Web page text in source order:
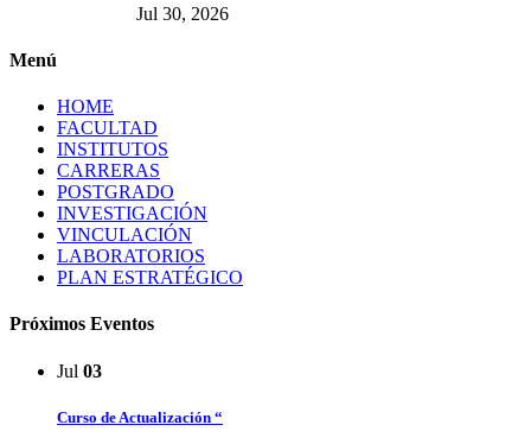
Jul 30, 2026
Menú
HOME
FACULTAD
INSTITUTOS
CARRERAS
POSTGRADO
INVESTIGACIÓN
VINCULACIÓN
LABORATORIOS
PLAN ESTRATÉGICO
Próximos Eventos
Jul 03
Curso de Actualización “